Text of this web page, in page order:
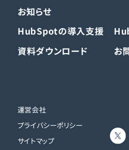
お知らせ
HubSpotの導入支援
資料ダウンロード
お
運営会社
プライバシーポリシー
サイトマップ